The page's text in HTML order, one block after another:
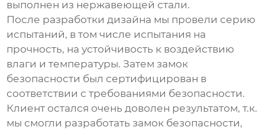
выполнен из нержавеющей стали.
После разработки дизайна мы провели серию
испытаний, в том числе испытания на
прочность, на устойчивость к воздействию
влаги и температуры. Затемзамок
безопасности был сертифицирован в
соответствии с требованиями безопасности.
Клиент остался очень доволен результатом, т.к.
мы смогли разработатьзамок безопасности,